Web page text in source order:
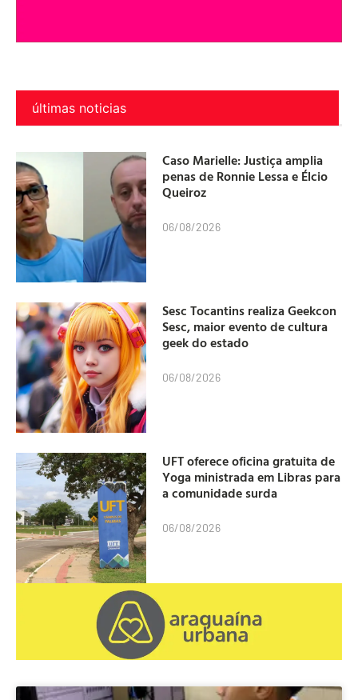
últimas noticias
Caso Marielle: Justiça amplia
penas de Ronnie Lessa e Élcio
Queiroz
06/08/2026
Sesc Tocantins realiza Geekcon
Sesc, maior evento de cultura
geek do estado
06/08/2026
UFT oferece oficina gratuita de
Yoga ministrada em Libras para
a comunidade surda
06/08/2026